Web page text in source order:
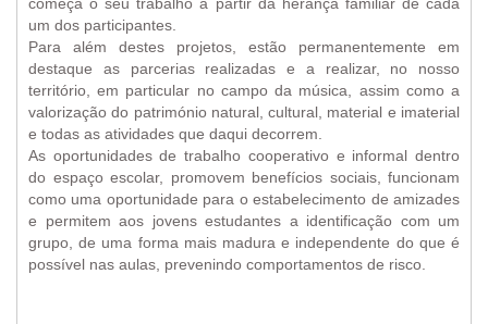
começa o seu trabalho a partir da herança familiar de cada
um dos participantes.
Para além destes projetos, estão permanentemente em
destaque as parcerias realizadas e a realizar, no nosso
território, em particular no campo da música, assim como a
valorização do património natural, cultural, material e imaterial
e todas as atividades que daqui decorrem.
As oportunidades de trabalho cooperativo e informal dentro
do espaço escolar, promovem benefícios sociais, funcionam
como uma oportunidade para o estabelecimento de amizades
e permitem aos jovens estudantes a identificação com um
grupo, de uma forma mais madura e independente do que é
possível nas aulas, prevenindo comportamentos de risco.